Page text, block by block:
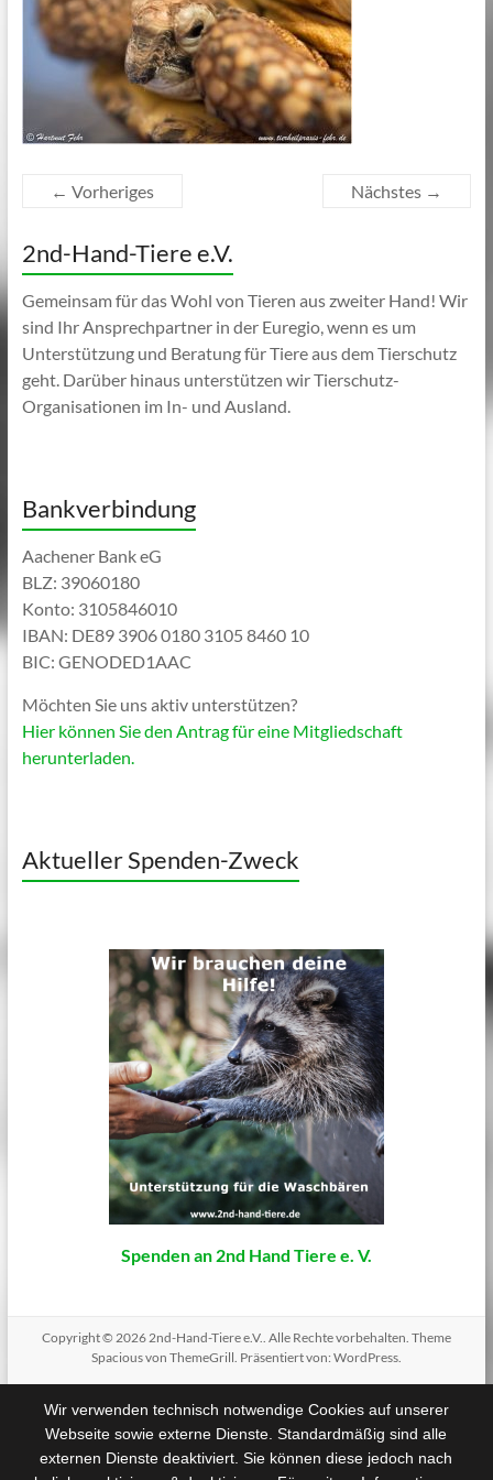
← Vorheriges Nächstes →
2nd-Hand-Tiere e.V.
Gemeinsam für das Wohl von Tieren aus zweiter Hand! Wir
sind Ihr Ansprechpartner in der Euregio, wenn es um
Unterstützung und Beratung für Tiere aus dem Tierschutz
geht. Darüber hinaus unterstützen wir Tierschutz-
Organisationen im In- und Ausland.
Bankverbindung
Aachener Bank eG
BLZ: 39060180
Konto: 3105846010
IBAN: DE89 3906 0180 3105 8460 10
BIC: GENODED1AAC
Möchten Sie uns aktiv unterstützen?
Hier können Sie den Antrag für eine Mitgliedschaft
herunterladen.
Aktueller Spenden-Zweck
Spenden an 2nd Hand Tiere e. V.
Copyright © 20262nd-Hand-Tiere e.V.. Alle Rechte vorbehalten. Theme
Spaciousvon ThemeGrill. Präsentiert von: WordPress.
Wir verwenden technisch notwendige Cookies auf unserer
Webseite sowie externe Dienste. Standardmäßig sind alle
externen Dienste deaktiviert. Sie können diese jedoch nach